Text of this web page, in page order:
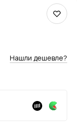
Нашли дешевле?